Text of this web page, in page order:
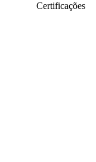
Certificações